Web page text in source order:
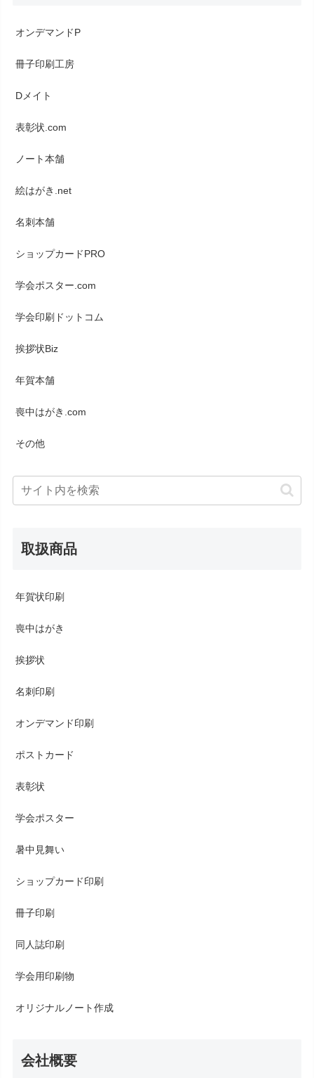
オンデマンドP
冊子印刷工房
Dメイト
表彰状.com
ノート本舗
絵はがき.net
名刺本舗
ショップカードPRO
学会ポスター.com
学会印刷ドットコム
挨拶状Biz
年賀本舗
喪中はがき.com
その他
取扱商品
年賀状印刷
喪中はがき
挨拶状
名刺印刷
オンデマンド印刷
ポストカード
表彰状
学会ポスター
暑中見舞い
ショップカード印刷
冊子印刷
同人誌印刷
学会用印刷物
オリジナルノート作成
会社概要